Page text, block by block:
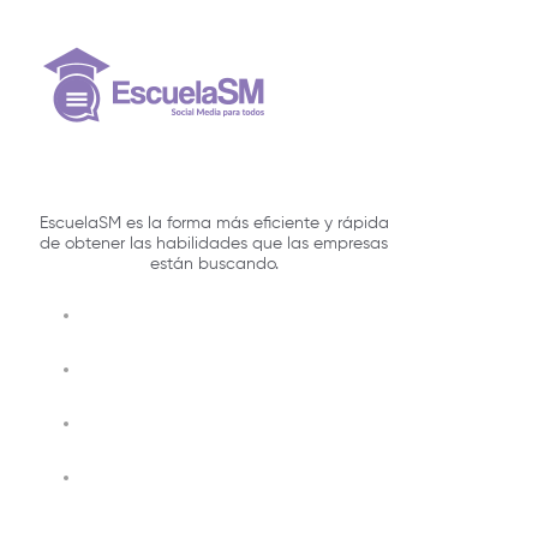
EscuelaSM es la forma más eficiente y rápida
de obtener las habilidades que las empresas
están buscando.